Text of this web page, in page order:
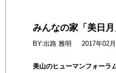
みんなの家「美日月
BY:出路 雅明 2017年02
美山のヒューマンフォーラ